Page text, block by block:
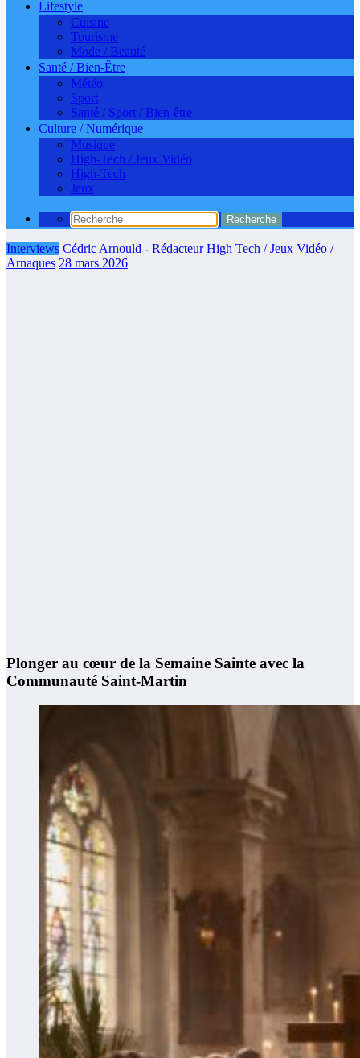
Lifestyle
Cuisine
Tourisme
Mode / Beauté
Santé / Bien-Être
Météo
Sport
Santé / Sport / Bien-être
Culture / Numérique
Musique
High-Tech / Jeux Vidéo
High-Tech
Jeux
Interviews Cédric Arnould - Rédacteur High Tech / Jeux Vidéo /
Arnaques 28 mars 2026
Plonger au cœur de la Semaine Sainte avec la
Communauté Saint-Martin